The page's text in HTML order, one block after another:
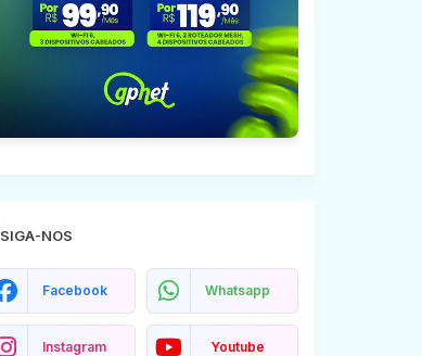
SIGA-NOS
Facebook Whatsapp
Instagram Youtube